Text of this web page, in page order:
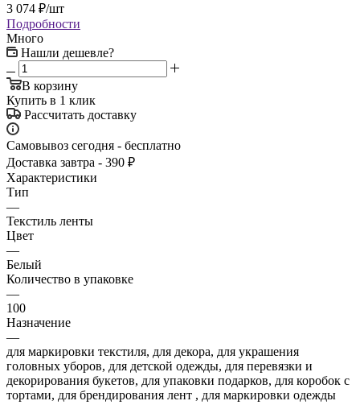
3 074 ₽/шт
Подробности
Много
Нашли дешевле?
В корзину
Купить в 1 клик
Рассчитать доставку
Самовывоз сегодня - бесплатно
Доставка завтра - 390 ₽
Характеристики
Тип
—
Текстиль ленты
Цвет
—
Белый
Количество в упаковке
—
100
Назначение
—
для маркировки текстиля, для декора, для украшения
головных уборов, для детской одежды, для перевязки и
декорирования букетов, для упаковки подарков, для коробок с
тортами, для брендирования лент , для маркировки одежды